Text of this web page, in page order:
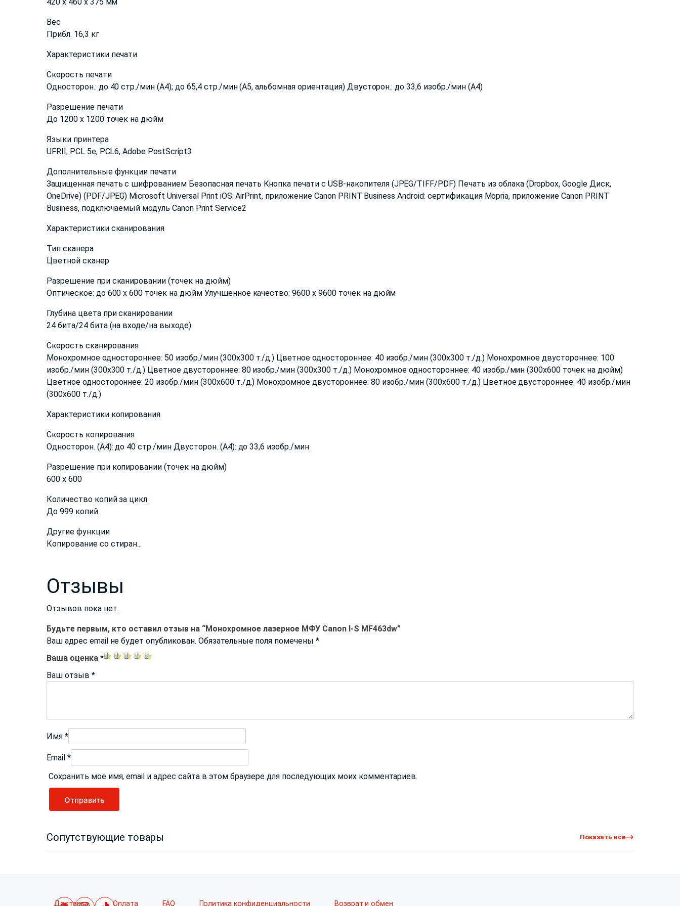
Вес
Прибл. 16,3 кг
Характеристики печати
Скорость печати
Односторон.: до 40 стр./мин (A4); до 65,4 стр./мин (A5, альбомная ориентация) Двусторон.: до 33,6 изобр./мин (A4)
Разрешение печати
До 1200 x 1200 точек на дюйм
Языки принтера
UFRII, PCL 5e, PCL6, Adobe PostScript3
Дополнительные функции печати
Защищенная печать с шифрованием Безопасная печать Кнопка печати с USB-накопителя (JPEG/TIFF/PDF) Печать из облака (Dropbox, Google Диск,
OneDrive) (PDF/JPEG) Microsoft Universal Print iOS: AirPrint, приложение Canon PRINT Business Android: сертификация Mopria, приложение Canon PRINT
Business, подключаемый модуль Canon Print Service2
Характеристики сканирования
Тип сканера
Цветной сканер
Разрешение при сканировании (точек на дюйм)
Оптическое: до 600 x 600 точек на дюйм Улучшенное качество: 9600 x 9600 точек на дюйм
Глубина цвета при сканировании
24 бита/24 бита (на входе/на выходе)
Скорость сканирования
Монохромное одностороннее: 50 изобр./мин (300x300 т./д.) Цветное одностороннее: 40 изобр./мин (300x300 т./д.) Монохромное двустороннее: 100
изобр./мин (300x300 т./д.) Цветное двустороннее: 80 изобр./мин (300x300 т./д.) Монохромное одностороннее: 40 изобр./мин (300x600 точек на дюйм)
Цветное одностороннее: 20 изобр./мин (300x600 т./д.) Монохромное двустороннее: 80 изобр./мин (300x600 т./д.) Цветное двустороннее: 40 изобр./мин
(300x600 т./д.)
Характеристики копирования
Скорость копирования
Односторон. (A4): до 40 стр./мин Двусторон. (A4): до 33,6 изобр./мин
Разрешение при копировании (точек на дюйм)
600 x 600
Количество копий за цикл
До 999 копий
Другие функции
Копирование со стиран...
Отзывы
Отзывов пока нет.
Будьте первым, кто оставил отзыв на “Монохромное лазерное МФУ Canon I-S MF463dw”
Ваш адрес email не будет опубликован. Обязательные поля помечены*
Ваша оценка *
Ваш отзыв *
Имя *
Email *
Сохранить моё имя, email и адрес сайта в этом браузере для последующих моих комментариев.
Сопутствующие товары Показать все
Доставка Оплата FAQ Политика конфиденциальности Возврат и обмен